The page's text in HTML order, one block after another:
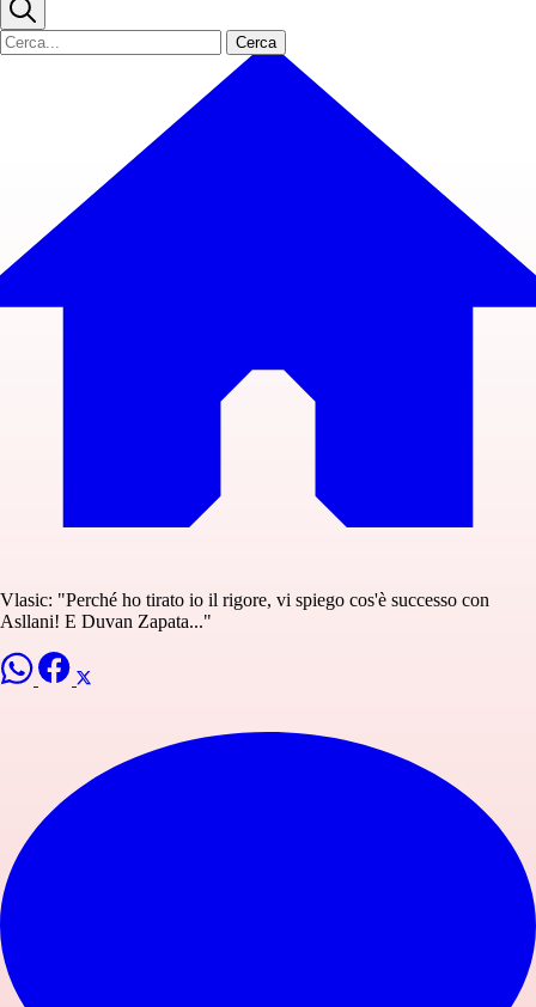
Cerca
Vlasic: "Perché ho tirato io il rigore, vi spiego cos'è successo con
Asllani! E Duvan Zapata..."